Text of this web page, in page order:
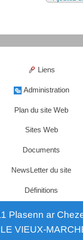
Liens
Administration
Plan du site Web
Sites Web
Documents
NewsLetter du site
Définitions
Plasenn ar
LE VIEUX-